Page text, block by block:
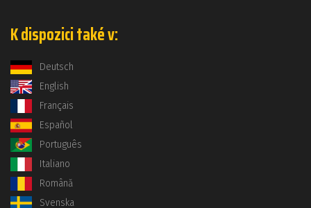
K dispozici také v:
Deutsch
English
Français
Español
Português
Italiano
Română
Svenska